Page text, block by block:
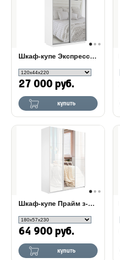
Шкаф-купе Экспресс 2-х дверный (Зеркало)
27 000 руб.
купить
Шкаф-купе Прайм з-х дверный (Стекло/зеркало)
64 900 руб.
купить